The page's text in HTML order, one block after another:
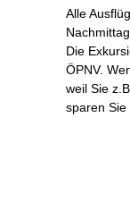
Alle
Die
ÖPNV.
weil Sie
sparen Sie